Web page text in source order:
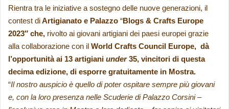
Rientra tra le iniziative a sostegno delle nuove generazioni, il
contest diArtigianato e Palazzo “Blogs & Crafts Europe
2023″ che, rivolto ai giovani artigiani dei paesi europei grazie
alla collaborazione con il World Crafts Council Europe, dà
l’opportunità ai 13 artigiani under35, vincitori di questa
decima edizione, di esporre gratuitamente in Mostra.
“Il nostro auspicio è quello di poter ospitare sempre più giovani
e, con la loro presenza nelle Scuderie di Palazzo Corsini –